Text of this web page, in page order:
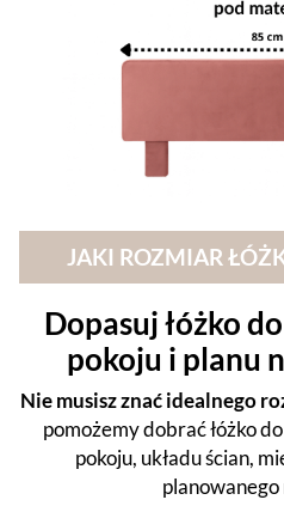
JAKI ROZMIAR
Dopasuj łóżko
pokoju i planu
Nie musisz znać idealnego
pomożemy dobrać łóżko
pokoju, układu ścian,